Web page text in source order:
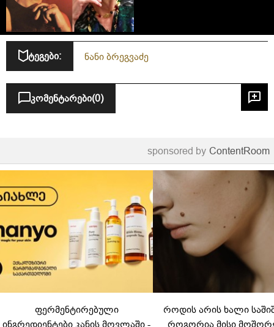
ტეგები: ნანი ბრეგვაძე
კომენტარები(0)
sponsored by ContentRoom
ფერმენტირებული
ინგრედიენტები კანის მოვლაში -
როდის არის ხალი
როგორია მისი